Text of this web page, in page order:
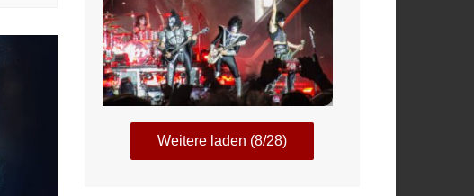
Weitere laden (8/28)